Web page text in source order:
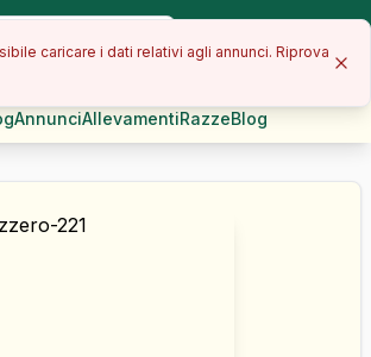
caricare i dati relativi agli annunci. Riprova
AnnunciAllevamentiRazzeBlog